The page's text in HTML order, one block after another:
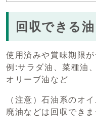
回収できる油
使用済みや賞味期限
例:サラダ油、菜種油
オリーブ油など
（注意）石油系のオ
廃油などは回収できま